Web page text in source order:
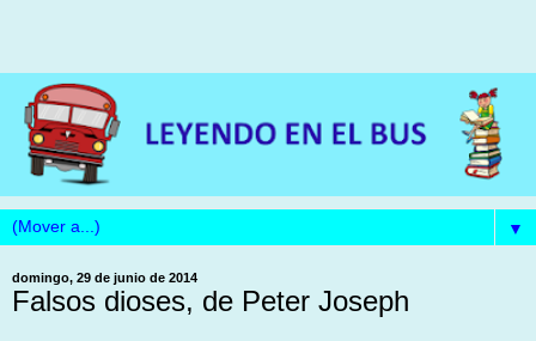
▼
domingo, 29 de junio de 2014
Falsos dioses, de Peter Joseph